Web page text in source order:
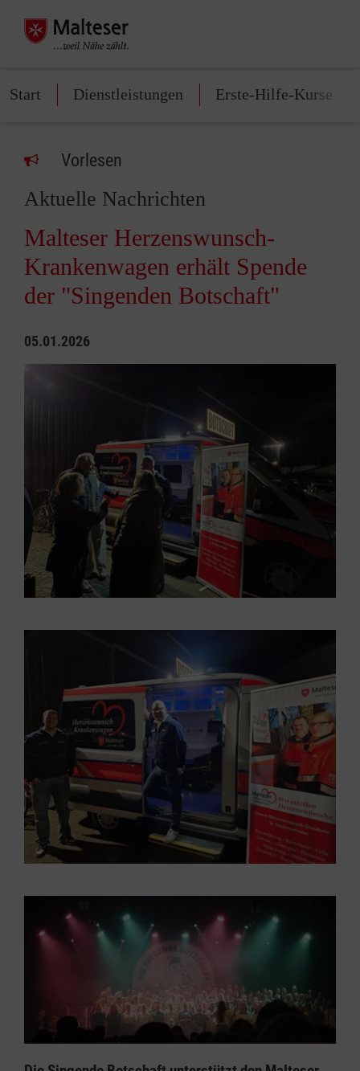
Start Dienstleistungen Erste-Hilfe-Kurse
Vorlesen
Aktuelle Nachrichten
Malteser Herzenswunsch-
Krankenwagen erhält Spende
der "Singenden Botschaft"
05.01.2026